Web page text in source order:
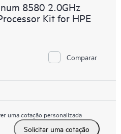
8580 2.0GHz
Kit for HPE
Comparar
uma cotação personalizada
Solicitar uma cotação